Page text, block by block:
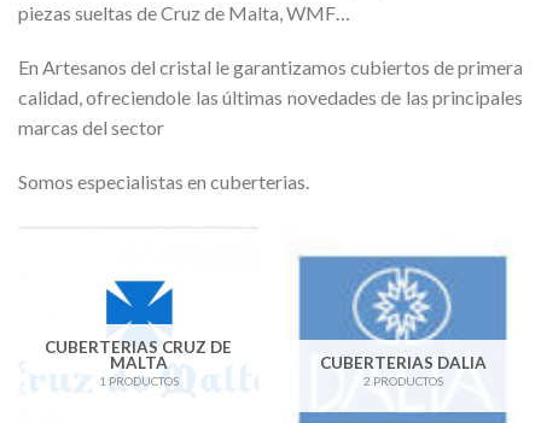
piezas sueltas de Cruz de Malta, WMF…
En Artesanos del cristal le garantizamos cubiertos de primera
calidad, ofreciendole las últimas novedades de las principales
marcas del sector
Somos especialistas en cuberterias.
CUBERTERIAS CRUZ DE
MALTA
1 PRODUCTOS
CUBERTERIAS DALIA
2 PRODUCTOS